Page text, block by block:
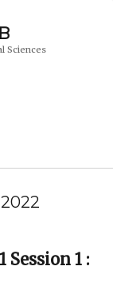
Sciences
Session 1 :